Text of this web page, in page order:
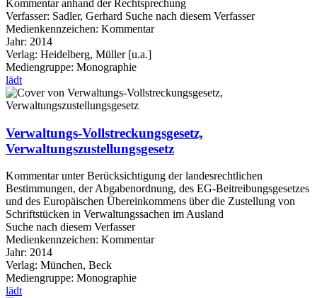
Kommentar anhand der Rechtsprechung
Verfasser: Sadler, Gerhard Suche nach diesem Verfasser
Medienkennzeichen: Kommentar
Jahr: 2014
Verlag: Heidelberg, Müller [u.a.]
Mediengruppe: Monographie
lädt
Verwaltungs-Vollstreckungsgesetz,
Verwaltungszustellungsgesetz
Kommentar unter Berücksichtigung der landesrechtlichen
Bestimmungen, der Abgabenordnung, des EG-Beitreibungsgesetzes
und des Europäischen Übereinkommens über die Zustellung von
Schriftstücken in Verwaltungssachen im Ausland
Suche nach diesem Verfasser
Medienkennzeichen: Kommentar
Jahr: 2014
Verlag: München, Beck
Mediengruppe: Monographie
lädt